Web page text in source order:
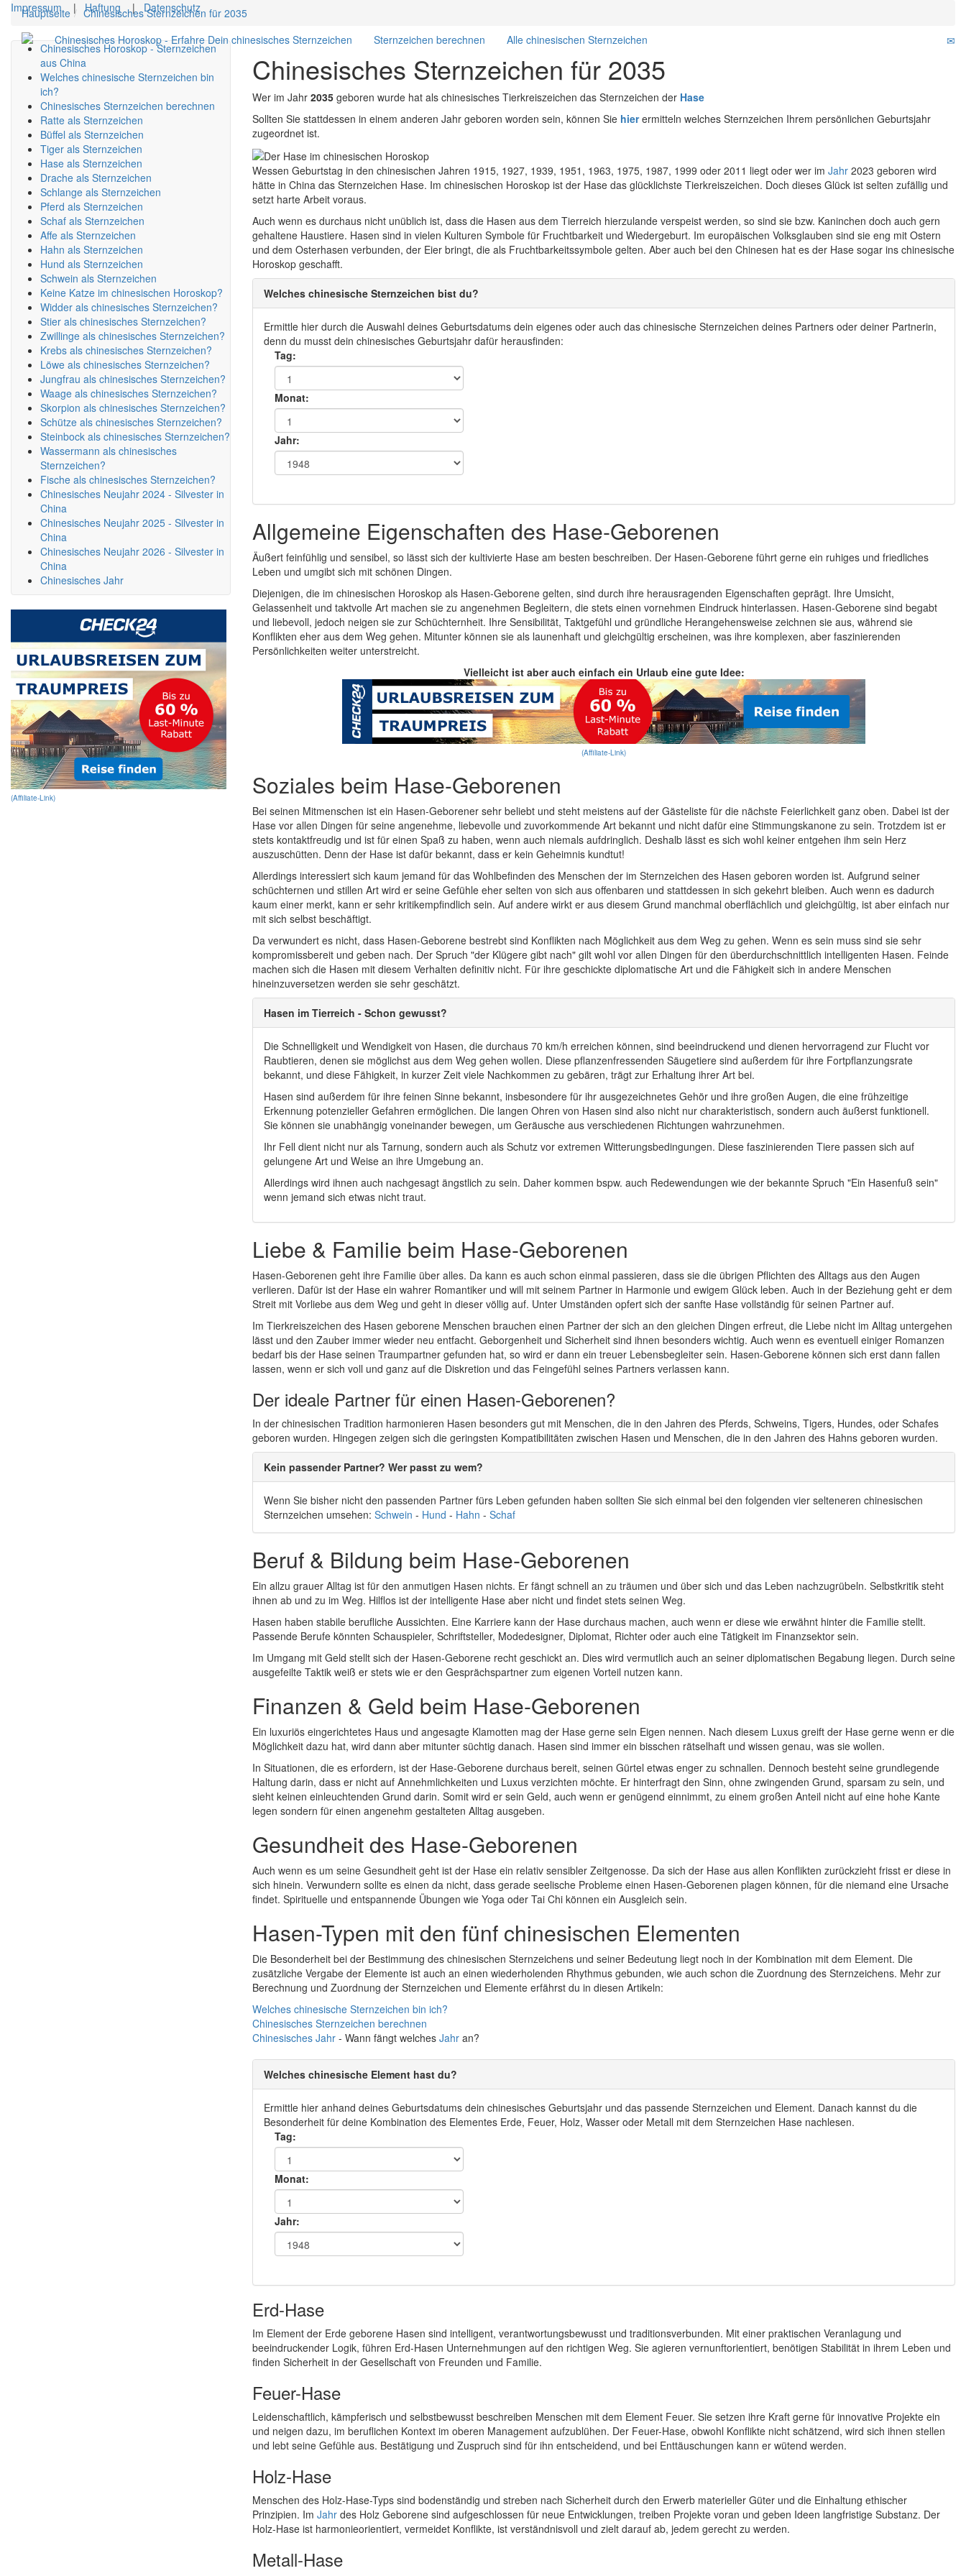
Impressum|Haftung | Datenschutz
Chinesisches Horoskop - Erfahre Dein chinesisches Sternzeichen Sternzeichen berechnen Alle chinesischen Sternzeichen
Hauptseite Chinesisches Sternzeichen für 2035
Chinesisches Horoskop - Sternzeichen
aus China
Welches chinesische Sternzeichen bin
ich?
Chinesisches Sternzeichen berechnen
Ratte als Sternzeichen
Büffel als Sternzeichen
Tiger als Sternzeichen
Hase als Sternzeichen
Drache als Sternzeichen
Schlange als Sternzeichen
Pferd als Sternzeichen
Schaf als Sternzeichen
Affe als Sternzeichen
Hahn als Sternzeichen
Hund als Sternzeichen
Schwein als Sternzeichen
Keine Katze im chinesischen Horoskop?
Widder als chinesisches Sternzeichen?
Stier als chinesisches Sternzeichen?
Zwillinge als chinesisches Sternzeichen?
Krebs als chinesisches Sternzeichen?
Löwe als chinesisches Sternzeichen?
Jungfrau als chinesisches Sternzeichen?
Waage als chinesisches Sternzeichen?
Skorpion als chinesisches Sternzeichen?
Schütze als chinesisches Sternzeichen?
Steinbock als chinesisches Sternzeichen?
Wassermann als chinesisches
Sternzeichen?
Fische als chinesisches Sternzeichen?
Chinesisches Neujahr 2024 - Silvester in
China
Chinesisches Neujahr 2025 - Silvester in
China
Chinesisches Neujahr 2026 - Silvester in
China
Chinesisches Jahr
(Affiliate-Link)
Chinesisches Sternzeichen für 2035
Wer im Jahr 2035 geboren wurde hat als chinesisches Tierkreiszeichen das Sternzeichen der Hase
Sollten Sie stattdessen in einem anderen Jahr geboren worden sein, können Sie hierermitteln welches Sternzeichen Ihrem persönlichen Geburtsjahr
zugeordnet ist.
Wessen Geburtstag in den chinesischen Jahren 1915, 1927, 1939, 1951, 1963, 1975, 1987, 1999 oder 2011 liegt oder wer im Jahr 2023 geboren wird
hätte in China das Sternzeichen Hase. Im chinesischen Horoskop ist der Hase das glücklichste Tierkreiszeichen. Doch dieses Glück ist selten zufällig und
setzt harte Arbeit voraus.
Auch wenn es durchaus nicht unüblich ist, dass die Hasen aus dem Tierreich hierzulande verspeist werden, so sind sie bzw. Kaninchen doch auch gern
gehaltene Haustiere. Hasen sind in vielen Kulturen Symbole für Fruchtbarkeit und Wiedergeburt. Im europäischen Volksglauben sind sie eng mit Ostern
und dem Osterhasen verbunden, der Eier bringt, die als Fruchtbarkeitssymbole gelten. Aber auch bei den Chinesen hat es der Hase sogar ins chinesische
Horoskop geschafft.
Welches chinesische Sternzeichen bist du?
Ermittle hier durch die Auswahl deines Geburtsdatums dein eigenes oder auch das chinesische Sternzeichen deines Partners oder deiner Partnerin,
denn du musst dein chinesisches Geburtsjahr dafür herausfinden:
Tag:
Monat:
Jahr:
Allgemeine Eigenschaften des Hase-Geborenen
Äußert feinfühlig und sensibel, so lässt sich der kultivierte Hase am besten beschreiben. Der Hasen-Geborene führt gerne ein ruhiges und friedliches
Leben und umgibt sich mit schönen Dingen.
Diejenigen, die im chinesischen Horoskop als Hasen-Geborene gelten, sind durch ihre herausragenden Eigenschaften geprägt. Ihre Umsicht,
Gelassenheit und taktvolle Art machen sie zu angenehmen Begleitern, die stets einen vornehmen Eindruck hinterlassen. Hasen-Geborene sind begabt
und liebevoll, jedoch neigen sie zur Schüchternheit. Ihre Sensibilität, Taktgefühl und gründliche Herangehensweise zeichnen sie aus, während sie
Konflikten eher aus dem Weg gehen. Mitunter können sie als launenhaft und gleichgültig erscheinen, was ihre komplexen, aber faszinierenden
Persönlichkeiten weiter unterstreicht.
Vielleicht ist aber auch einfach ein Urlaub eine gute Idee:
(Affiliate-Link)
Soziales beim Hase-Geborenen
Bei seinen Mitmenschen ist ein Hasen-Geborener sehr beliebt und steht meistens auf der Gästeliste für die nächste Feierlichkeit ganz oben. Dabei ist der
Hase vor allen Dingen für seine angenehme, liebevolle und zuvorkommende Art bekannt und nicht dafür eine Stimmungskanone zu sein. Trotzdem ist er
stets kontaktfreudig und ist für einen Spaß zu haben, wenn auch niemals aufdringlich. Deshalb lässt es sich wohl keiner entgehen ihm sein Herz
auszuschütten. Denn der Hase ist dafür bekannt, dass er kein Geheimnis kundtut!
Allerdings interessiert sich kaum jemand für das Wohlbefinden des Menschen der im Sternzeichen des Hasen geboren worden ist. Aufgrund seiner
schüchternen und stillen Art wird er seine Gefühle eher selten von sich aus offenbaren und stattdessen in sich gekehrt bleiben. Auch wenn es dadurch
kaum einer merkt, kann er sehr kritikempfindlich sein. Auf andere wirkt er aus diesem Grund manchmal oberflächlich und gleichgültig, ist aber einfach nur
mit sich selbst beschäftigt.
Da verwundert es nicht, dass Hasen-Geborene bestrebt sind Konflikten nach Möglichkeit aus dem Weg zu gehen. Wenn es sein muss sind sie sehr
kompromissbereit und geben nach. Der Spruch "der Klügere gibt nach" gilt wohl vor allen Dingen für den überdurchschnittlich intelligenten Hasen. Feinde
machen sich die Hasen mit diesem Verhalten definitiv nicht. Für ihre geschickte diplomatische Art und die Fähigkeit sich in andere Menschen
hineinzuversetzen werden sie sehr geschätzt.
Hasen im Tierreich - Schon gewusst?
Die Schnelligkeit und Wendigkeit von Hasen, die durchaus 70 km/h erreichen können, sind beeindruckend und dienen hervorragend zur Flucht vor
Raubtieren, denen sie möglichst aus dem Weg gehen wollen. Diese pflanzenfressenden Säugetiere sind außerdem für ihre Fortpflanzungsrate
bekannt, und diese Fähigkeit, in kurzer Zeit viele Nachkommen zu gebären, trägt zur Erhaltung ihrer Art bei.
Hasen sind außerdem für ihre feinen Sinne bekannt, insbesondere für ihr ausgezeichnetes Gehör und ihre großen Augen, die eine frühzeitige
Erkennung potenzieller Gefahren ermöglichen. Die langen Ohren von Hasen sind also nicht nur charakteristisch, sondern auch äußerst funktionell.
Sie können sie unabhängig voneinander bewegen, um Geräusche aus verschiedenen Richtungen wahrzunehmen.
Ihr Fell dient nicht nur als Tarnung, sondern auch als Schutz vor extremen Witterungsbedingungen. Diese faszinierenden Tiere passen sich auf
gelungene Art und Weise an ihre Umgebung an.
Allerdings wird ihnen auch nachgesagt ängstlich zu sein. Daher kommen bspw. auch Redewendungen wie der bekannte Spruch "Ein Hasenfuß sein"
wenn jemand sich etwas nicht traut.
Liebe & Familie beim Hase-Geborenen
Hasen-Geborenen geht ihre Familie über alles. Da kann es auch schon einmal passieren, dass sie die übrigen Pflichten des Alltags aus den Augen
verlieren. Dafür ist der Hase ein wahrer Romantiker und will mit seinem Partner in Harmonie und ewigem Glück leben. Auch in der Beziehung geht er dem
Streit mit Vorliebe aus dem Weg und geht in dieser völlig auf. Unter Umständen opfert sich der sanfte Hase vollständig für seinen Partner auf.
Im Tierkreiszeichen des Hasen geborene Menschen brauchen einen Partner der sich an den gleichen Dingen erfreut, die Liebe nicht im Alltag untergehen
lässt und den Zauber immer wieder neu entfacht. Geborgenheit und Sicherheit sind ihnen besonders wichtig. Auch wenn es eventuell einiger Romanzen
bedarf bis der Hase seinen Traumpartner gefunden hat, so wird er dann ein treuer Lebensbegleiter sein. Hasen-Geborene können sich erst dann fallen
lassen, wenn er sich voll und ganz auf die Diskretion und das Feingefühl seines Partners verlassen kann.
Der ideale Partner für einen Hasen-Geborenen?
In der chinesischen Tradition harmonieren Hasen besonders gut mit Menschen, die in den Jahren des Pferds, Schweins, Tigers, Hundes, oder Schafes
geboren wurden. Hingegen zeigen sich die geringsten Kompatibilitäten zwischen Hasen und Menschen, die in den Jahren des Hahns geboren wurden.
Kein passender Partner? Wer passt zu wem?
Wenn Sie bisher nicht den passenden Partner fürs Leben gefunden haben sollten Sie sich einmal bei den folgenden vier selteneren chinesischen
Sternzeichen umsehen: Schwein - Hund - Hahn - Schaf
Beruf & Bildung beim Hase-Geborenen
Ein allzu grauer Alltag ist für den anmutigen Hasen nichts. Er fängt schnell an zu träumen und über sich und das Leben nachzugrübeln. Selbstkritik steht
ihnen ab und zu im Weg. Hilflos ist der intelligente Hase aber nicht und findet stets seinen Weg.
Hasen haben stabile berufliche Aussichten. Eine Karriere kann der Hase durchaus machen, auch wenn er diese wie erwähnt hinter die Familie stellt.
Passende Berufe könnten Schauspieler, Schriftsteller, Modedesigner, Diplomat, Richter oder auch eine Tätigkeit im Finanzsektor sein.
Im Umgang mit Geld stellt sich der Hasen-Geborene recht geschickt an. Dies wird vermutlich auch an seiner diplomatischen Begabung liegen. Durch seine
ausgefeilte Taktik weiß er stets wie er den Gesprächspartner zum eigenen Vorteil nutzen kann.
Finanzen & Geld beim Hase-Geborenen
Ein luxuriös eingerichtetes Haus und angesagte Klamotten mag der Hase gerne sein Eigen nennen. Nach diesem Luxus greift der Hase gerne wenn er die
Möglichkeit dazu hat, wird dann aber mitunter süchtig danach. Hasen sind immer ein bisschen rätselhaft und wissen genau, was sie wollen.
In Situationen, die es erfordern, ist der Hase-Geborene durchaus bereit, seinen Gürtel etwas enger zu schnallen. Dennoch besteht seine grundlegende
Haltung darin, dass er nicht auf Annehmlichkeiten und Luxus verzichten möchte. Er hinterfragt den Sinn, ohne zwingenden Grund, sparsam zu sein, und
sieht keinen einleuchtenden Grund darin. Somit wird er sein Geld, auch wenn er genügend einnimmt, zu einem großen Anteil nicht auf eine hohe Kante
legen sondern für einen angenehm gestalteten Alltag ausgeben.
Gesundheit des Hase-Geborenen
Auch wenn es um seine Gesundheit geht ist der Hase ein relativ sensibler Zeitgenosse. Da sich der Hase aus allen Konflikten zurückzieht frisst er diese in
sich hinein. Verwundern sollte es einen da nicht, dass gerade seelische Probleme einen Hasen-Geborenen plagen können, für die niemand eine Ursache
findet. Spirituelle und entspannende Übungen wie Yoga oder Tai Chi können ein Ausgleich sein.
Hasen-Typen mit den fünf chinesischen Elementen
Die Besonderheit bei der Bestimmung des chinesischen Sternzeichens und seiner Bedeutung liegt noch in der Kombination mit dem Element. Die
zusätzliche Vergabe der Elemente ist auch an einen wiederholenden Rhythmus gebunden, wie auch schon die Zuordnung des Sternzeichens. Mehr zur
Berechnung und Zuordnung der Sternzeichen und Elemente erfährst du in diesen Artikeln:
Welches chinesische Sternzeichen bin ich?
Chinesisches Sternzeichen berechnen
Chinesisches Jahr - Wann fängt welches Jahr an?
Welches chinesische Element hast du?
Ermittle hier anhand deines Geburtsdatums dein chinesisches Geburtsjahr und das passende Sternzeichen und Element. Danach kannst du die
Besonderheit für deine Kombination des Elementes Erde, Feuer, Holz, Wasser oder Metall mit dem Sternzeichen Hase nachlesen.
Tag:
Monat:
Jahr:
Erd-Hase
Im Element der Erde geborene Hasen sind intelligent, verantwortungsbewusst und traditionsverbunden. Mit einer praktischen Veranlagung und
beeindruckender Logik, führen Erd-Hasen Unternehmungen auf den richtigen Weg. Sie agieren vernunftorientiert, benötigen Stabilität in ihrem Leben und
finden Sicherheit in der Gesellschaft von Freunden und Familie.
Feuer-Hase
Leidenschaftlich, kämpferisch und selbstbewusst beschreiben Menschen mit dem Element Feuer. Sie setzen ihre Kraft gerne für innovative Projekte ein
und neigen dazu, im beruflichen Kontext im oberen Management aufzublühen. Der Feuer-Hase, obwohl Konflikte nicht schätzend, wird sich ihnen stellen
und lebt seine Gefühle aus. Bestätigung und Zuspruch sind für ihn entscheidend, und bei Enttäuschungen kann er wütend werden.
Holz-Hase
Menschen des Holz-Hase-Typs sind bodenständig und streben nach Sicherheit durch den Erwerb materieller Güter und die Einhaltung ethischer
Prinzipien. Im Jahr des Holz Geborene sind aufgeschlossen für neue Entwicklungen, treiben Projekte voran und geben Ideen langfristige Substanz. Der
Holz-Hase ist harmonieorientiert, vermeidet Konflikte, ist verständnisvoll und zielt darauf ab, jedem gerecht zu werden.
Metall-Hase